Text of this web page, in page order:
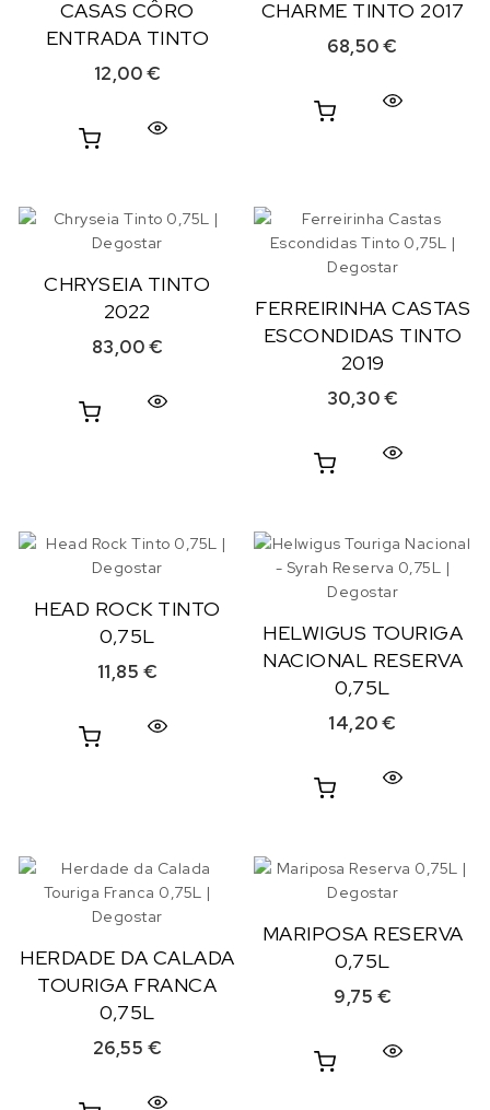
CASAS CÔRO
ENTRADA TINTO
12,00€
CHARME TINTO 2017
68,50€
CHRYSEIA TINTO
2022
83,00€
FERREIRINHA CASTAS
ESCONDIDAS TINTO
2019
30,30€
HEAD ROCK TINTO
0,75L
11,85 €
HELWIGUS TOURIGA
NACIONAL RESERVA
0,75L
14,20€
HERDADE DA CALADA
TOURIGA FRANCA
0,75L
26,55 €
MARIPOSA RESERVA
0,75L
9,75 €